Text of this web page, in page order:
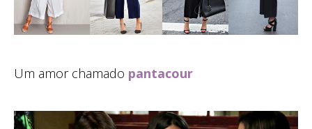
Um amor chamado pantacour